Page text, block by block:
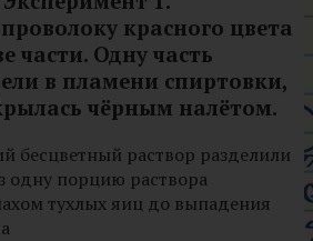
красного цвета
части. Одну часть
в пламени спиртовки,
чёрным налётом.
бесцветный раствор разделили
одну порцию раствора
тухлых яиц до выпадения